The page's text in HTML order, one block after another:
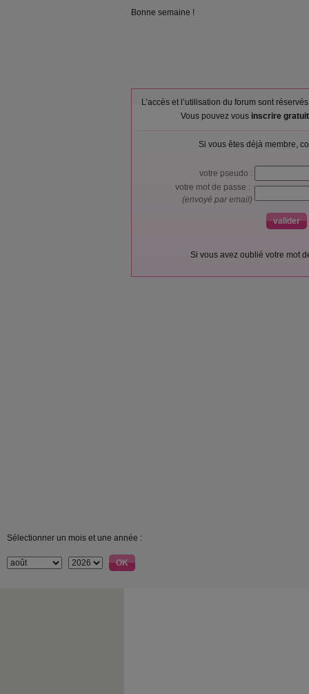
Bonne semaine !
L’accès et l’utilisation du forum sont
Vous pouvez vous inscrire
Si vous êtes déjà membre,
votre pseudo :
votre mot de passe :
(envoyé par email)
Si vous avez oublié votre mot
Sélectionner un mois et une année :